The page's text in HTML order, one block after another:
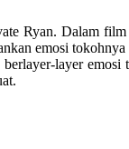
Ryan. Dalam
emosi
layer emosi